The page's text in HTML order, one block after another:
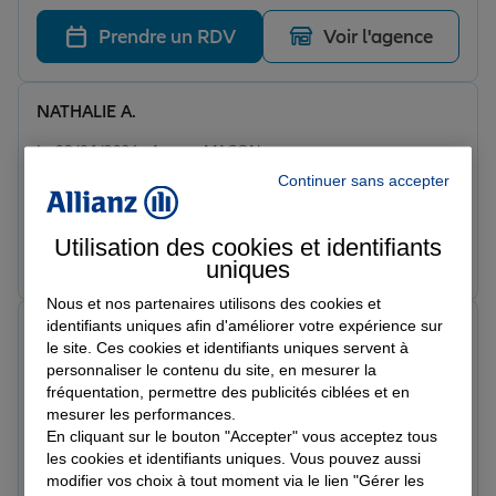
Prendre un RDV Voir l'agence
Le 09/04/2026 - Agence MACON
Amandine est ultra professionnelle, réactive et très
agréable. Très bon premier contact.
NATHALIE A.
Prendre un RDV Voir l'agence
Note de 5 sur 5
Le 26/03/2026 - Agence MACON
Amandine nous a reçu avec professionnalisme,
réactivité et efficacité ! Très sincèrement je
recommande : les explications sont claires (même dans
le cas d'une activité spécifique comme avec nous), les
prix sont justes et transparents. Tout ça dans la bonne
Théodore T.
Prendre un RDV Voir l'agence
Continuer sans accepter
Utilisation des cookies et identifiants
uniques
Nous et nos partenaires utilisons des cookies et
identifiants uniques afin d'améliorer votre expérience sur
le site. Ces cookies et identifiants uniques servent à
personnaliser le contenu du site, en mesurer la
fréquentation, permettre des publicités ciblées et en
mesurer les performances.
En cliquant sur le bouton "Accepter" vous acceptez tous
les cookies et identifiants uniques. Vous pouvez aussi
modifier vos choix à tout moment via le lien "Gérer les